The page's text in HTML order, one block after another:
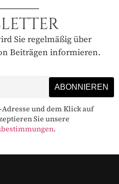
Sie regelmäßig über
Beiträgen informieren.
und dem Klick auf
Sie unsere
.